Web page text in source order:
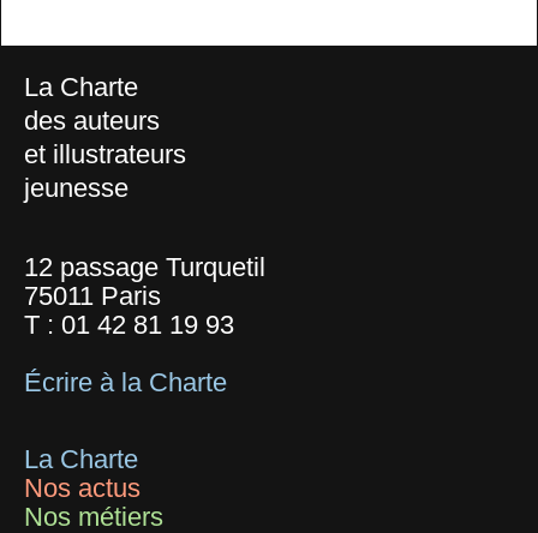
La Charte
des auteurs
et illustrateurs
jeunesse
12 passage Turquetil
75011 Paris
T : 01 42 81 19 93
Écrire à la Charte
La Charte
Nos actus
Nos métiers